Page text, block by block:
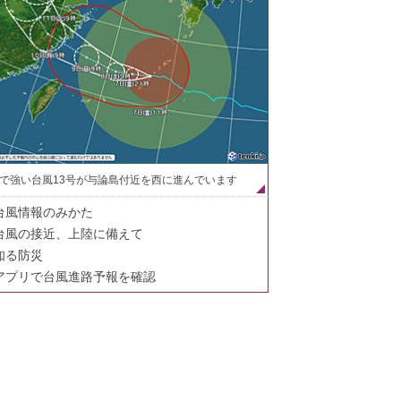
強い台風13号が与論島付近を西に進んでいます
風情報のみかた
風の接近、上陸に備えて
る防災
プリで台風進路予報を確認